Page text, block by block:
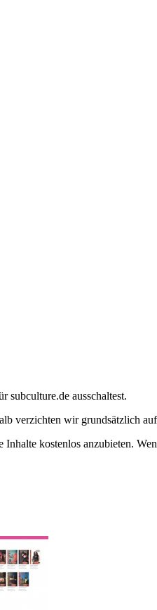
subculture.de ausschaltest.
verzichten wir grundsätzlich
kostenlos anzubieten.